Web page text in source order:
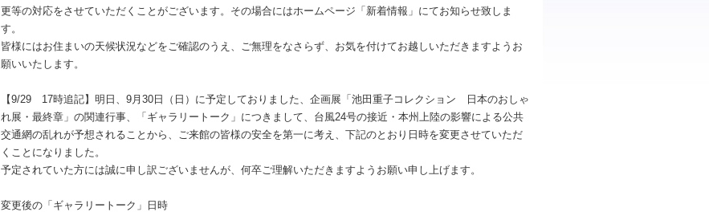
更等の対応をさせていただくことがございます。その場合にはホームページ「新着情報」にてお知らせ致しま
す。
皆様にはお住まいの天候状況などをご確認のうえ、ご無理をなさらず、お気を付けてお越しいただきますようお
願いいたします。
【9/29 17時追記】明日、9月30日（日）に予定しておりました、企画展「池田重子コレクション 日本のおしゃ
れ展・最終章」の関連行事、「ギャラリートーク」につきまして、台風24号の接近・本州上陸の影響による公共
交通網の乱れが予想されることから、ご来館の皆様の安全を第一に考え、下記のとおり日時を変更させていただ
くことになりました。
予定されていた方には誠に申し訳ございませんが、何卒ご理解いただきますようお願い申し上げます。
変更後の「ギャラリートーク」日時